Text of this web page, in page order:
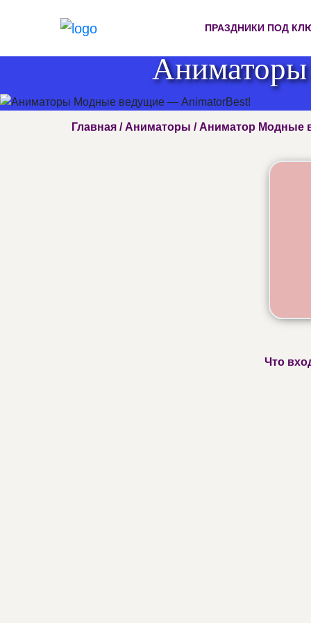
ПРАЗДНИКИ ПОД
Главная /Аниматоры / Аниматор Модные
Что